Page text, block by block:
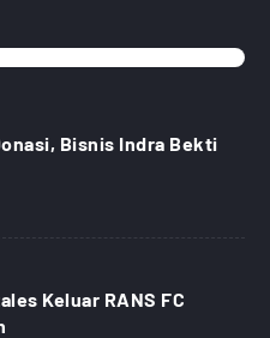
Bisnis Indra Bekti
Keluar RANS FC